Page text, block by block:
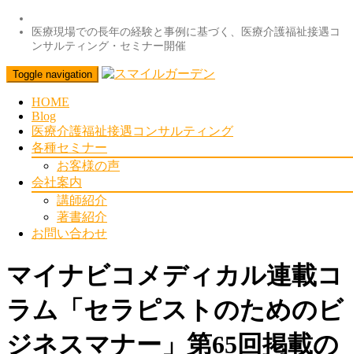
医療現場での長年の経験と事例に基づく、医療介護福祉接遇コ
ンサルティング・セミナー開催
Toggle navigation
HOME
Blog
医療介護福祉接遇コンサルティング
各種セミナー
お客様の声
会社案内
講師紹介
著書紹介
お問い合わせ
マイナビコメディカル連載コ
ラム「セラピストのためのビ
ジネスマナー」第65回掲載の